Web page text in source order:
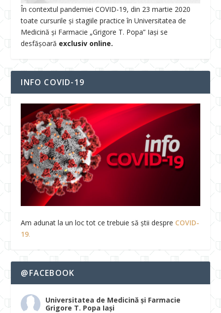
În contextul pandemiei COVID-19, din 23 martie 2020
toate cursurile și stagiile practice în Universitatea de
Medicină și Farmacie „Grigore T. Popa” Iași se
desfășoară exclusiv online.
INFO COVID-19
Am adunat la un loc tot ce trebuie să știi despre COVID-
19.
@FACEBOOK
Universitatea de Medicină și Farmacie
Grigore T. Popa Iași